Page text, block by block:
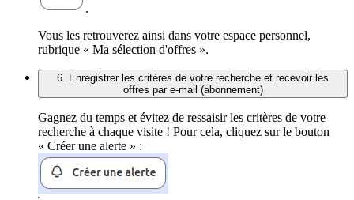
.
Vous les retrouverez ainsi dans votre espace personnel,
rubrique « Ma sélection d'offres ».
6. Enregistrer les critères de votre recherche et recevoir les
offres par e-mail (abonnement)
Gagnez du temps et évitez de ressaisir les critères de votre
recherche à chaque visite ! Pour cela, cliquez sur le bouton
« Créer une alerte » :